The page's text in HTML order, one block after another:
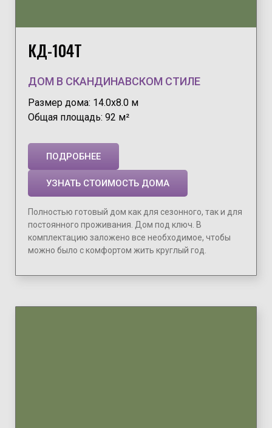
КД-104Т
ДОМ В СКАНДИНАВСКОМ СТИЛЕ
Размер дома: 14.0х8.0 м
Общая площадь: 92 м²
ПОДРОБНЕЕ
УЗНАТЬ СТОИМОСТЬ ДОМА
Полностью готовый дом как для сезонного, так и для
постоянного проживания. Дом под ключ. В
комплектацию заложено все необходимое, чтобы
можно было с комфортом жить круглый год.